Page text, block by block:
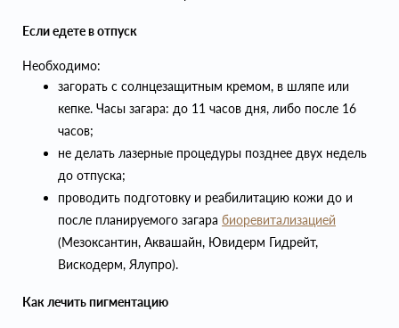
Если едете в отпуск
Необходимо:
загорать с солнцезащитным кремом, в шляпе или
кепке. Часы загара: до 11 часов дня, либо после 16
часов;
не делать лазерные процедуры позднее двух недель
до отпуска;
проводить подготовку и реабилитацию кожи до и
после планируемого загара биоревитализацией
(Мезоксантин, Аквашайн, Ювидерм Гидрейт,
Вискодерм, Ялупро).
Как лечить пигментацию